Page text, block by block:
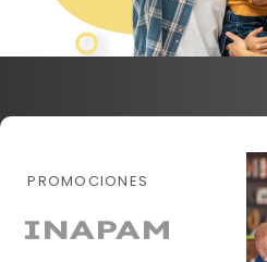
PROMOCIONES
INAPAM